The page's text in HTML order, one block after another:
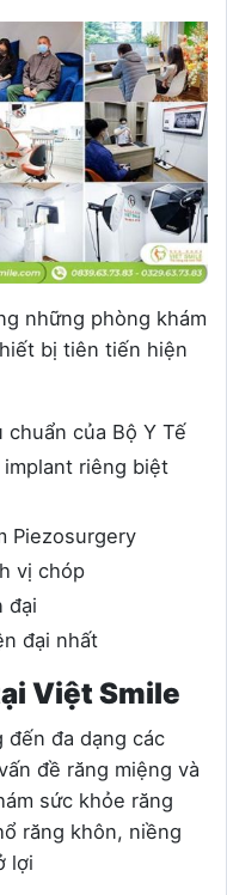
những phòng khám
bị tiên tiến hiện
của Bộ Y Tế
riêng biệt
Piezosurgery
vị chóp
đại
đại nhất
Việt Smile
đến đa dạng các
đề răng miệng và
sức khỏe răng
răng khôn, niềng
lợi